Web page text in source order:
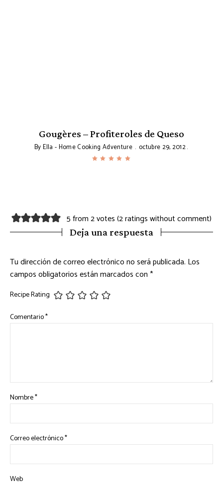
Gougères – Profiteroles de Queso
ByElla - Home Cooking Adventure octubre 29, 2012
5 from 2 votes (2 ratings without comment)
Deja una respuesta
Tu dirección de correo electrónico no será publicada. Los
campos obligatorios están marcados con*
Recipe Rating
Comentario*
Nombre*
Correo electrónico*
Web